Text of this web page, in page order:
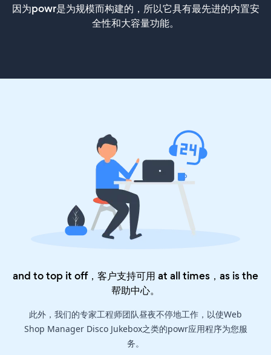
因为powr是为规模而构建的，所以它具有最先进的内置安
全性和大容量功能。
and to top it off，客户支持可用 at all times，as is the
帮助中心。
此外，我们的专家工程师团队昼夜不停地工作，以使Web
Shop Manager Disco Jukebox之类的powr应用程序为您服
务。